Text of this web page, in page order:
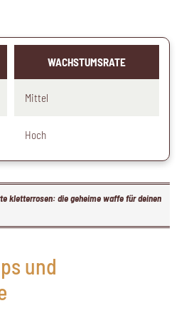
WACHSTUMSRATE
Mittel
Hoch
kletterrosen: die geheime waffe für deinen
und